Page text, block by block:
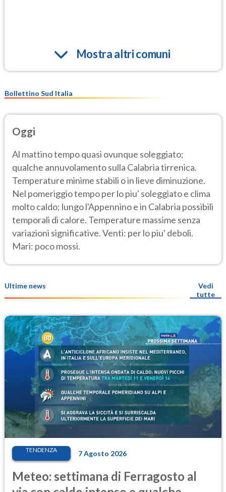
Mostra altri comuni
Bollettino Sud Italia
Oggi
Al mattino tempo quasi ovunque soleggiato;
qualche annuvolamento sulla Calabria tirrenica.
Temperature minime stabili o in lieve diminuzione.
Nel pomeriggio tempo per lo piu' soleggiato e clima
molto caldo; lungo l'Appennino e in Calabria possibili
temporali di calore. Temperature massime senza
variazioni significative. Venti: per lo piu' deboli.
Mari: poco mossi.
Ultime news
Vedi
tutte
TENDENZA 7 Agosto 2026
Meteo: settimana di Ferragosto al